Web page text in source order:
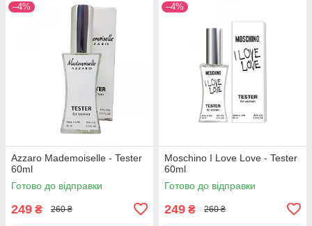
–4%
Azzaro Mademoiselle - Tester
60ml
Готово до відправки
249 ₴ 260 ₴
–4%
Moschino I Love Love - Tester
60ml
Готово до відправки
249 ₴ 260 ₴